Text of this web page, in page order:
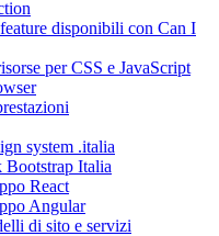
disponibili con Can I
per CSS e JavaScript
system .italia
Italia
React
Angular
di sito e servizi